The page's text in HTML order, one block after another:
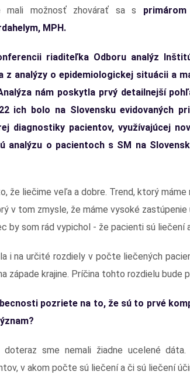
mali možnosť zhovárať sa s
MPH.
riaditeľka Odboru analýz
z analýzy o epidemiologickej situácii a
nám poskytla prvý detailnejší
ich bolo na Slovensku evidovaných
diagnostiky pacientov, využívajúcej
analýzu o pacientoch s SM na
že liečime veľa a dobre. Trend, ktorý
v tom zmysle, že máme vysoké
by som rád vypichol - že pacienti sú liečení
i na určité rozdiely v počte liečených
západe krajine. Príčina tohto rozdielu bude
pozriete na to, že sú to prvé
sme nemali žiadne ucelené
v akom počte sú liečení a či sú liečení